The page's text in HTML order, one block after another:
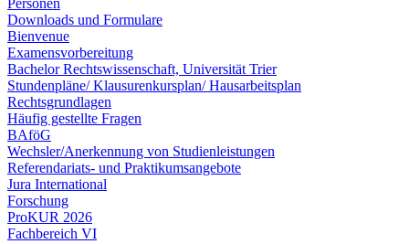
Personen
Downloads und Formulare
Bienvenue
Examensvorbereitung
Bachelor Rechtswissenschaft, Universität Trier
Stundenpläne/ Klausurenkursplan/ Hausarbeitsplan
Rechtsgrundlagen
Häufig gestellte Fragen
BAföG
Wechsler/Anerkennung von Studienleistungen
Referendariats- und Praktikumsangebote
Jura International
Forschung
ProKUR 2026
Fachbereich VI